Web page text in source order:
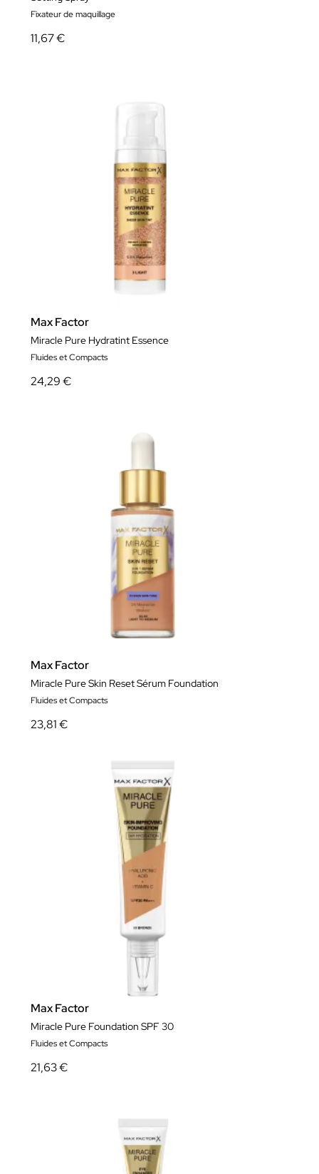
Fixateur de maquillage
11,67 €
Max Factor
Miracle Pure Hydratint Essence
Fluides et Compacts
24,29 €
Max Factor
Miracle Pure Skin Reset Sérum Foundation
Fluides et Compacts
23,81 €
Max Factor
Miracle Pure Foundation SPF 30
Fluides et Compacts
21,63 €